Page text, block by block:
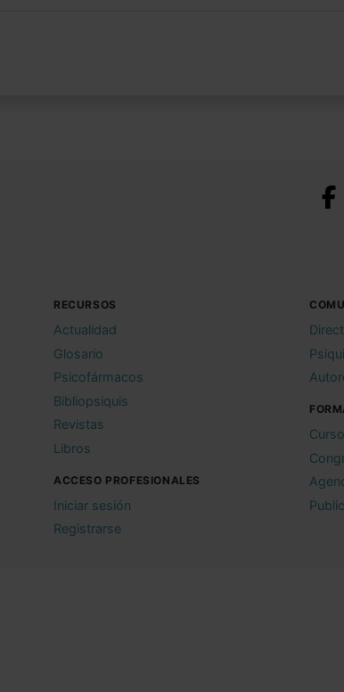
RECURSOS
Actualidad
Glosario
Psicofármacos
Bibliopsiquis
Revistas
Libros
ACCESO PROFESIONALES
Iniciar sesión
Registrarse